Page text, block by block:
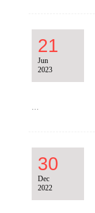
21
Jun
2023
30
Dec
2022